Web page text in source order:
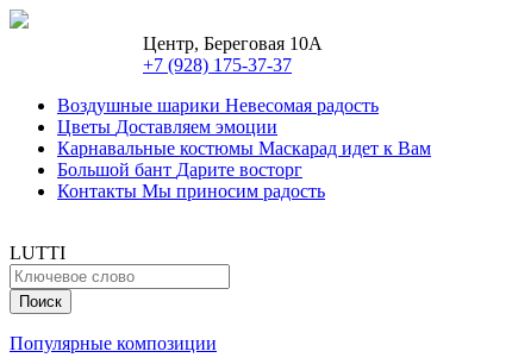
Центр, Береговая 10А
+7 (928) 175-37-37
Воздушные шарики Невесомая радость
Цветы Доставляем эмоции
Карнавальные костюмы Маскарад идет к Вам
Большой бант Дарите восторг
Контакты Мы приносим радость
LUTTI
Популярные композиции